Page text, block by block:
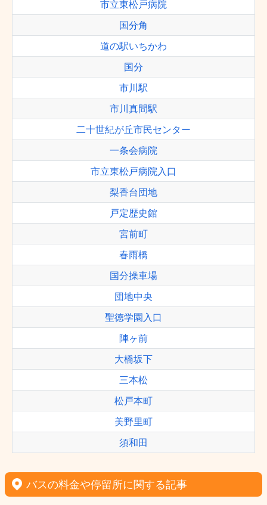
市立東松戸病院
国分角
道の駅いちかわ
国分
市川駅
市川真間駅
二十世紀が丘市民センター
一条会病院
市立東松戸病院入口
梨香台団地
戸定歴史館
宮前町
春雨橋
国分操車場
団地中央
聖徳学園入口
陣ヶ前
大橋坂下
三本松
松戸本町
美野里町
須和田
バスの料金や停留所に関する記事